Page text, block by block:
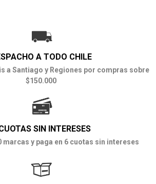
A TODO CHILE
a Santiago y Regiones por compras sobre
$150.000
SIN INTERESES
marcas y paga en 6 cuotas sin intereses